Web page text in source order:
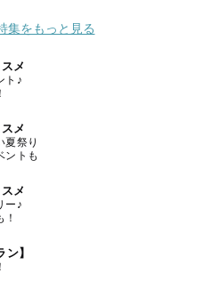
集をもっと見る
メ
ト♪
メ
夏祭り
ントも
メ
ー♪
】